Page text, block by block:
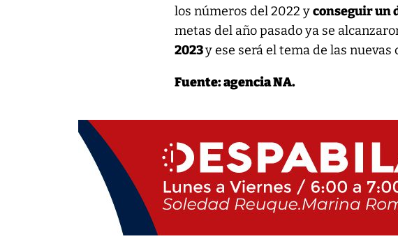
los números del 2022 yconseguir un
metas del año pasado ya se
2023y ese será el tema de las nuevas
Fuente: agencia NA.